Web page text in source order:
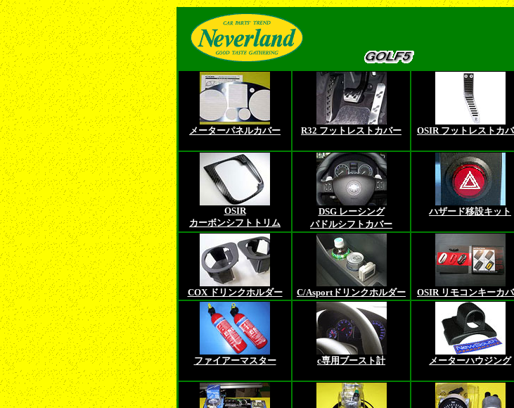
メーターパネルカバー R32 フットレストカバー OSIR フットレストカ
OSIR
カーボンシフトトリム
DSG レーシング
パドルシフトカバー
ハザード移設キット
COX ドリンクホルダー C/Asportドリンクホルダー OSIR リモコンキーカ
ファイアーマスター c専用ブースト計 メーターハウジング